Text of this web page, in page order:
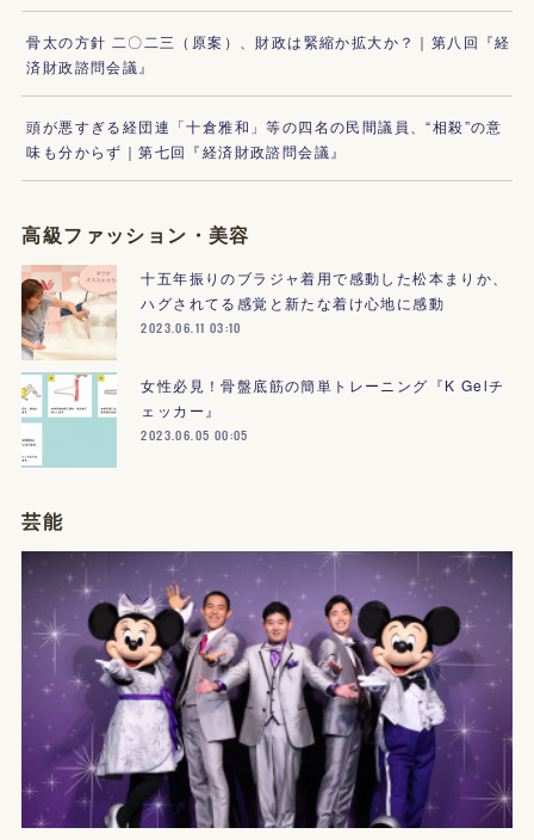
骨太の方針 二〇二三（原案）、財政は緊縮か拡大か？｜第八回『経
済財政諮問会議』
頭が悪すぎる経団連「十倉雅和」等の四名の民間議員、“相殺”の意
味も分からず｜第七回『経済財政諮問会議』
高級ファッション・美容
十五年振りのブラジャ着用で感動した松本まりか、
ハグされてる感覚と新たな着け心地に感動
2023.06.11 03:10
女性必見！骨盤底筋の簡単トレーニング『K Gelチ
ェッカー』
2023.06.05 00:05
芸能